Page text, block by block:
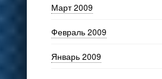
Март 2009
Февраль 2009
Январь 2009